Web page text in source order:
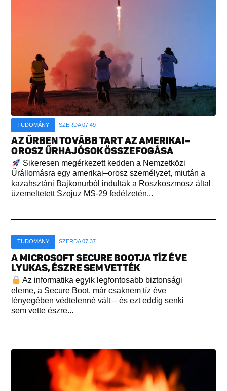
TUDOMÁNY SZERDA 07:49
AZ ŰRBEN TOVÁBB TART AZ AMERIKAI–
OROSZ ŰRHAJÓSOK ÖSSZEFOGÁSA
Sikeresen megérkezett kedden a Nemzetközi
Űrállomásra egy amerikai–orosz személyzet, miután a
kazahsztáni Bajkonurból indultak a Roszkoszmosz által
üzemeltetett Szojuz MS-29 fedélzetén...
TUDOMÁNY SZERDA 07:37
A MICROSOFT SECURE BOOTJA TÍZ ÉVE
LYUKAS, ÉSZRE SEM VETTÉK
Az informatika egyik legfontosabb biztonsági
eleme, a Secure Boot, már csaknem tíz éve
lényegében védtelenné vált – és ezt eddig senki
sem vette észre...